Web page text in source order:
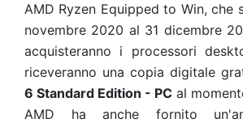
AMD Ryzen Equipped to Win, che
novembre 2020 al 31 dicembre
acquisteranno i processori
riceveranno una copia digitale
6 Standard Edition - PC al
AMD ha anche fornito